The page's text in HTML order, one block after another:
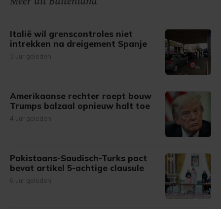
Italië wil grenscontroles niet
intrekken na dreigement Spanje
3 uur geleden
Amerikaanse rechter roept bouw
Trumps balzaal opnieuw halt toe
4 uur geleden
Pakistaans-Saudisch-Turks pact
bevat artikel 5-achtige clausule
6 uur geleden